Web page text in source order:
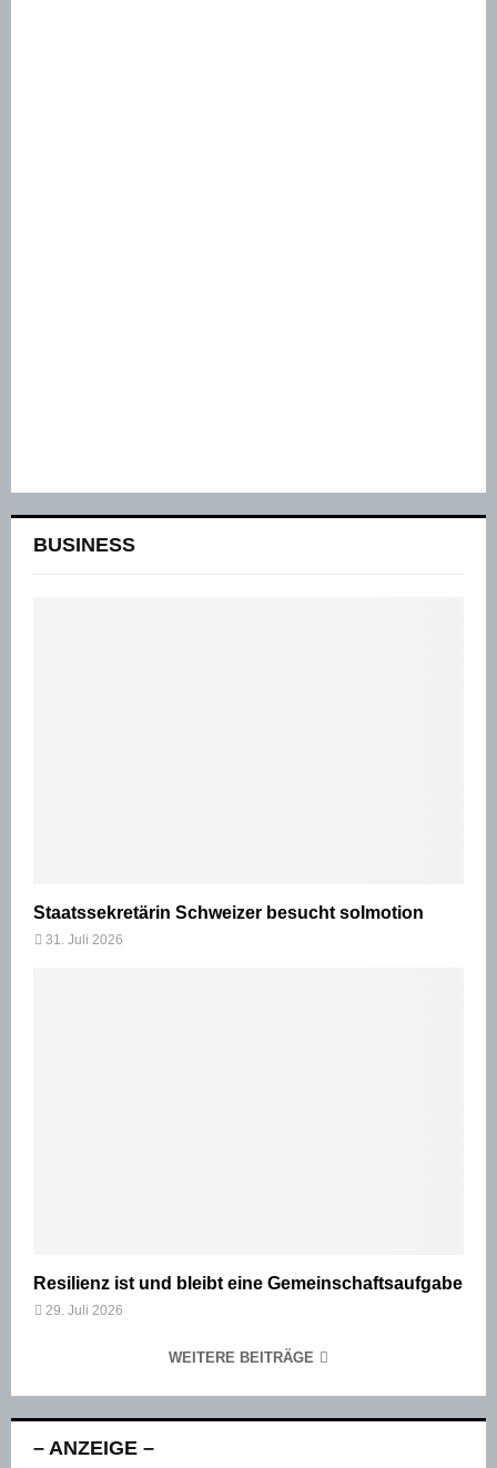
BUSINESS
Staatssekretärin Schweizer besucht solmotion
31. Juli 2026
Resilienz ist und bleibt eine Gemeinschaftsaufgabe
29. Juli 2026
WEITERE BEITRÄGE
– ANZEIGE –